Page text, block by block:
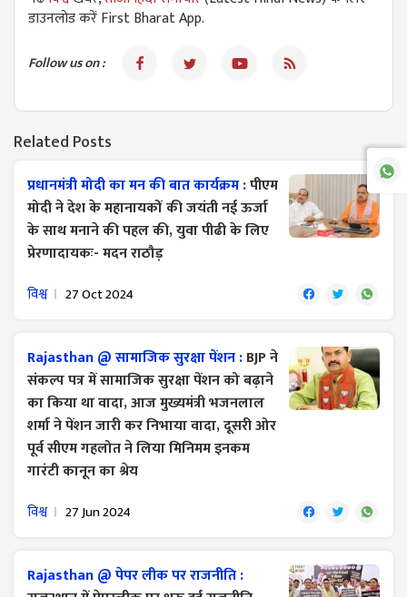
डाउनलोड करें First Bharat App.
Follow us on :
Related Posts
प्रधानमंत्री मोदी का मन की बात कार्यक्रम :पीएम
मोदी ने देश के महानायकों की जयंती नई ऊर्जा
के साथ मनाने की पहल की, युवा पीढी के लिए
प्रेरणादायकः- मदन राठौड़
विश्व 27 Oct 2024
Rajasthan @ सामाजिक सुरक्षा पेंशन :BJP ने
संकल्प पत्र में सामाजिक सुरक्षा पेंशन को बढ़ाने
का किया था वादा, आज मुख्यमंत्री भजनलाल
शर्मा ने पेंशन जारी कर निभाया वादा, दूसरी ओर
पूर्व सीएम गहलोत ने लिया मिनिमम इनकम
गारंटी कानून का श्रेय
विश्व 27 Jun 2024
Rajasthan @ पेपर लीक पर राजनीति :